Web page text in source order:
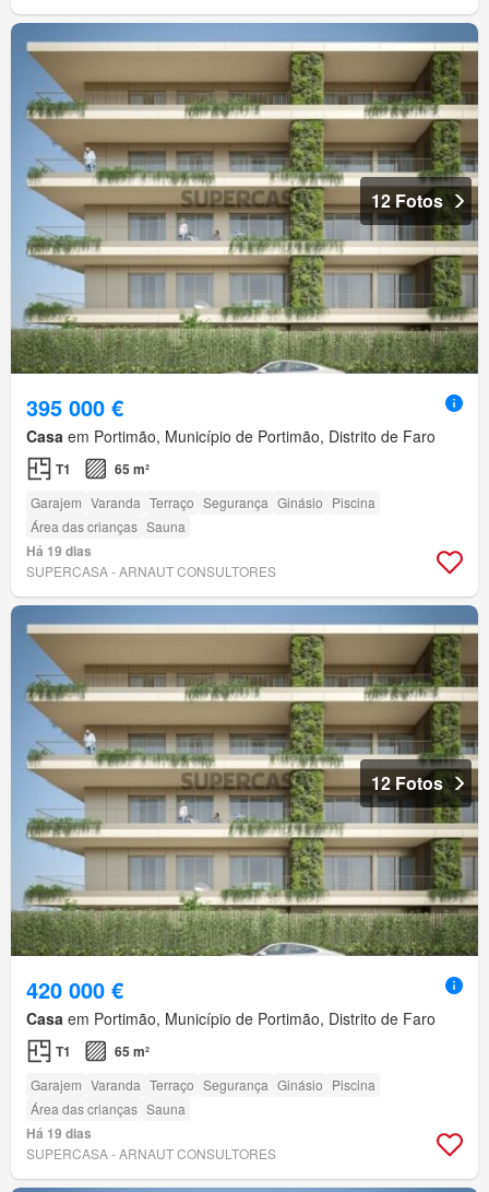
12 Fotos
395 000 €
Casa em Portimão, Município de Portimão, Distrito de Faro
T1 65 m²
Garajem Varanda Terraço Segurança Ginásio Piscina
Área das crianças Sauna
Há 19 dias
SUPERCASA - ARNAUT CONSULTORES
12 Fotos
420 000 €
Casa em Portimão, Município de Portimão, Distrito de Faro
T1 65 m²
Garajem Varanda Terraço Segurança Ginásio Piscina
Área das crianças Sauna
Há 19 dias
SUPERCASA - ARNAUT CONSULTORES